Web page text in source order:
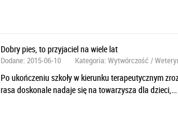
Dobry pies, to przyjaciel na wiele lat
Dodane: 2015-06-10 Kategoria: Wytwórczość /
Po ukończeniu szkoły w kierunku terapeutycznym
rasa doskonale nadaje się na towarzysza dla dzieci,...